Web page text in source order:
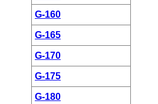
G-160
G-165
G-170
G-175
G-180